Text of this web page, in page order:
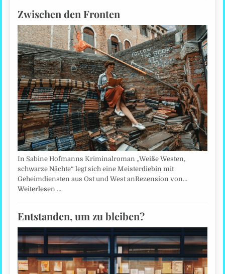
Zwischen den Fronten
In Sabine Hofmanns Kriminalroman „Weiße Westen,
schwarze Nächte“ legt sich eine Meisterdiebin mit
Geheimdiensten aus Ost und West anRezension von…
Weiterlesen …
Entstanden, um zu bleiben?